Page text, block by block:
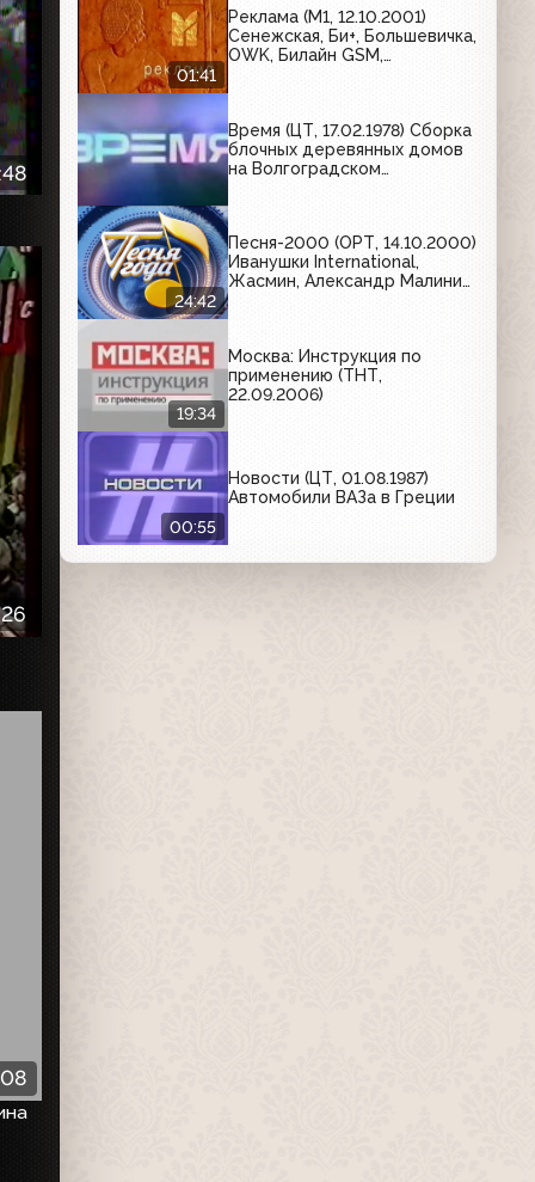
01:41
Реклама (М1, 12.10.2001)
Сенежская, Би+, Большевичка,
OWK, Билайн GSM,
Время (ЦТ, 17.02.1978) Сборка
блочных деревянных домов
на Волгоградском
24:42
Песня-2000 (ОРТ, 14.10.2000)
Иванушки International,
Жасмин, Александр Малинин,
19:34
Москва: Инструкция по
применению (ТНТ,
22.09.2006)
00:55
Новости (ЦТ, 01.08.1987)
Автомобили ВАЗа в Греции